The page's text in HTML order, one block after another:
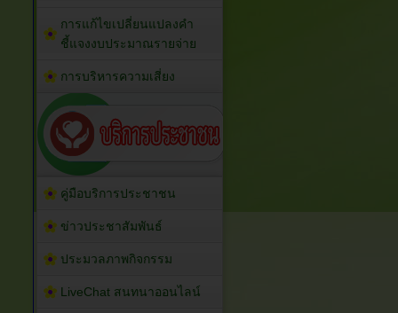
การแก้ไขเปลี่ยนแปลงคำ
ชี้แจงงบประมาณรายจ่าย
การบริหารความเสี่ยง
คู่มือบริการประชาชน
ข่าวประชาสัมพันธ์
ประมวลภาพกิจกรรม
LiveChat สนทนาออนไลน์